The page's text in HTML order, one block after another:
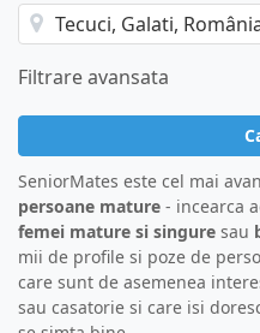
Filtrare avansata
SeniorMates este cel mai
persoane mature - incearca
femei mature si singure sau
mii de profile si poze de
care sunt de asemenea
sau casatorie si care isi